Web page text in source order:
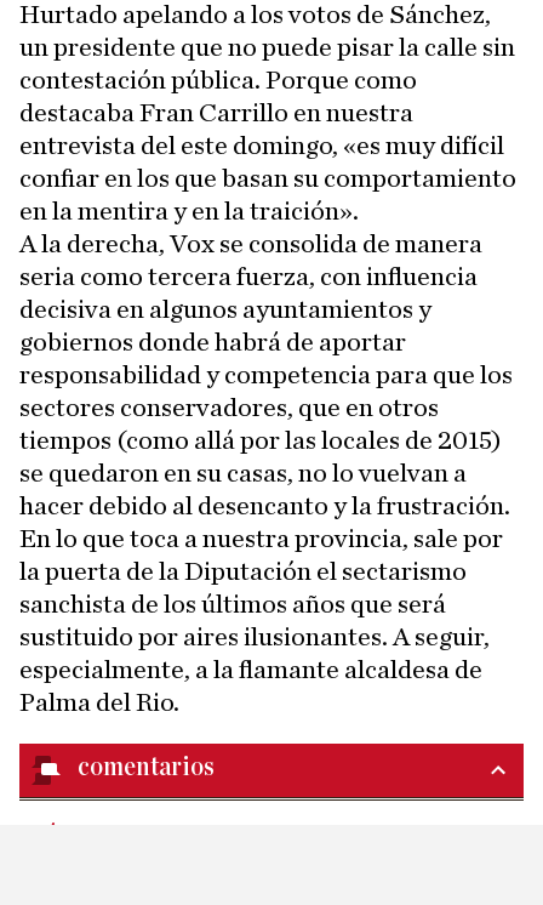
Hurtado apelando a los votos de Sánchez,
un presidente que no puede pisar la calle sin
contestación pública. Porque como
destacaba Fran Carrillo en nuestra
entrevista del este domingo, «es muy difícil
confiar en los que basan su comportamiento
en la mentira y en la traición».
A la derecha, Vox se consolida de manera
seria como tercera fuerza, con influencia
decisiva en algunos ayuntamientos y
gobiernos donde habrá de aportar
responsabilidad y competencia para que los
sectores conservadores, que en otros
tiempos (como allá por las locales de 2015)
se quedaron en su casas, no lo vuelvan a
hacer debido al desencanto y la frustración.
En lo que toca a nuestra provincia, sale por
la puerta de la Diputación el sectarismo
sanchista de los últimos años que será
sustituido por aires ilusionantes. A seguir,
especialmente, a la flamante alcaldesa de
Palma del Rio.
comentarios